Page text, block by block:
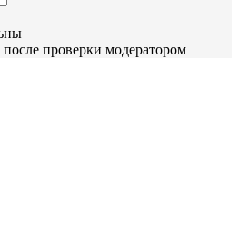
проверки модератором